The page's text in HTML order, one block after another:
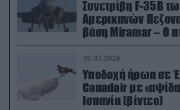
Συνετρίβη F-35B
Αμερικανών
βάση Miramar – Ο
εκτινάχθηκε
30.07.2026
Υποδοχή ήρωα σε
Canadair με
Ισπανία (βίντεο)